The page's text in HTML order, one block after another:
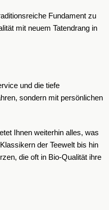
Fundament zu
mit neuem Tatendrang in
und die tiefe
sondern mit persönlichen
Ihnen weiterhin alles, was
der Teewelt bis hin
die oft in Bio-Qualität ihre